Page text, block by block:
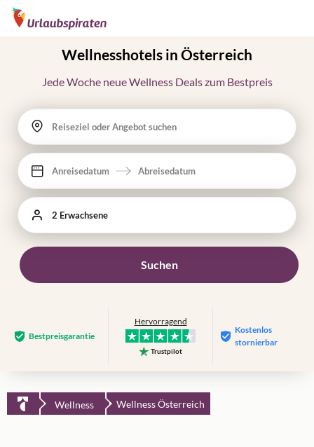
Wellnesshotels in Österreich
Jede Woche neue Wellness Deals zum Bestpreis
Reiseziel oder Angebot suchen
Anreisedatum Abreisedatum
2 Erwachsene
Suchen
Bestpreis­garantie
Hervorragend
Trustpilot
Kostenlos
stornierbar
Wellness Wellness Österreich